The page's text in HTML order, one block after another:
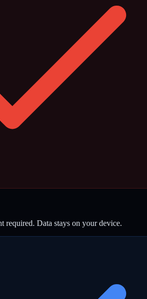
required. Data stays on your device.